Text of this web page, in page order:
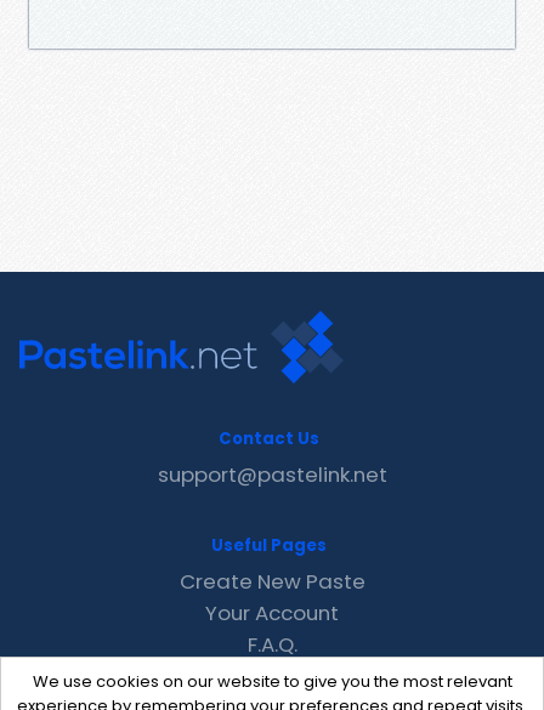
We use cookies on our website to give you the most relevant
Contact Us
support@pastelink.net
Useful Pages
Create New Paste
Your Account
F.A.Q.
Recent